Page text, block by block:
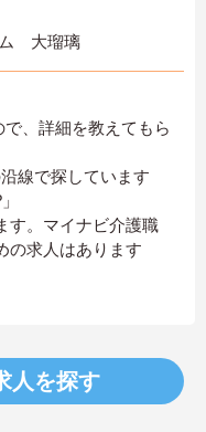
ム 大瑠璃
で、詳細を教えてもら
線で探しています
す。マイナビ介護職
の求人はあります
人を探す